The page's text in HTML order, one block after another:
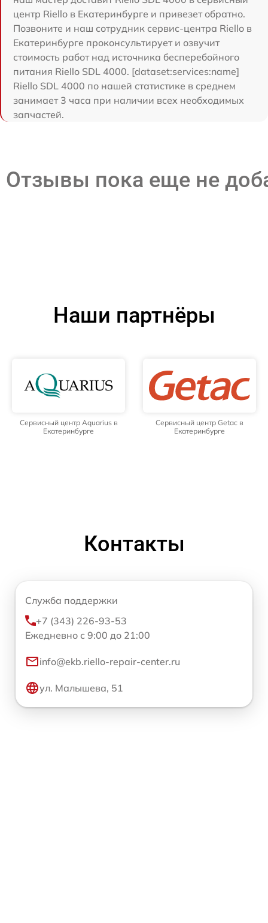
центр Riello в Екатеринбурге и привезет обратно.
Позвоните и наш сотрудник сервис-центра Riello в
Екатеринбурге проконсультирует и озвучит
стоимость работ над источника бесперебойного
питания Riello SDL 4000. [dataset:services:name]
Riello SDL 4000 по нашей статистике в среднем
занимает 3 часа при наличии всех необходимых
запчастей.
Отзывы пока еще не
Наши партнёры
Сервисный центр Aquarius в
Екатеринбурге
Сервисный центр Getac в
Екатеринбурге
Контакты
Служба поддержки
+7 (343) 226-93-53
Ежедневно с 9:00 до 21:00
info@ekb.riello-repair-center.ru
ул. Малышева, 51